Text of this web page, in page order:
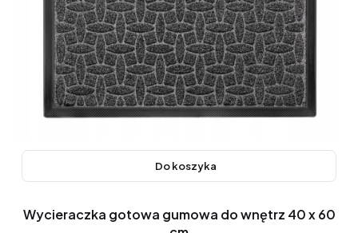
Do koszyka
Wycieraczka gotowa gumowa do wnętrz 40 x 60